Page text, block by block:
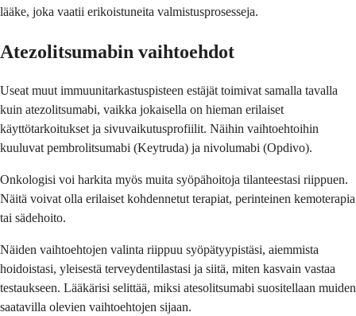
lääke, joka vaatii erikoistuneita valmistusprosesseja.
Atezolitsumabin vaihtoehdot
Useat muut immuunitarkastuspisteen estäjät toimivat samalla tavalla
kuin atezolitsumabi, vaikka jokaisella on hieman erilaiset
käyttötarkoitukset ja sivuvaikutusprofiilit. Näihin vaihtoehtoihin
kuuluvat pembrolitsumabi (Keytruda) ja nivolumabi (Opdivo).
Onkologisi voi harkita myös muita syöpähoitoja tilanteestasi riippuen.
Näitä voivat olla erilaiset kohdennetut terapiat, perinteinen kemoterapia
tai sädehoito.
Näiden vaihtoehtojen valinta riippuu syöpätyypistäsi, aiemmista
hoidoistasi, yleisestä terveydentilastasi ja siitä, miten kasvain vastaa
testaukseen. Lääkärisi selittää, miksi atesolitsumabi suositellaan muiden
saatavilla olevien vaihtoehtojen sijaan.